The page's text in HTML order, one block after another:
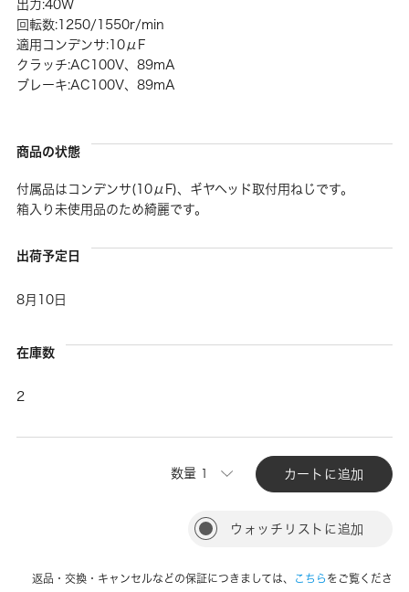
出力:40W
回転数:1250/1550r/min
適用コンデンサ:10μF
クラッチ:AC100V、89mA
ブレーキ:AC100V、89mA
商品の状態
付属品はコンデンサ(10μF)、ギヤヘッド取付用ねじです。
箱入り未使用品のため綺麗です。
出荷予定日
8月10日
在庫数
2
数量 カートに追加
ウォッチリストに追加
返品・交換・キャンセルなどの保証につきましては、 こちら をご覧くださ